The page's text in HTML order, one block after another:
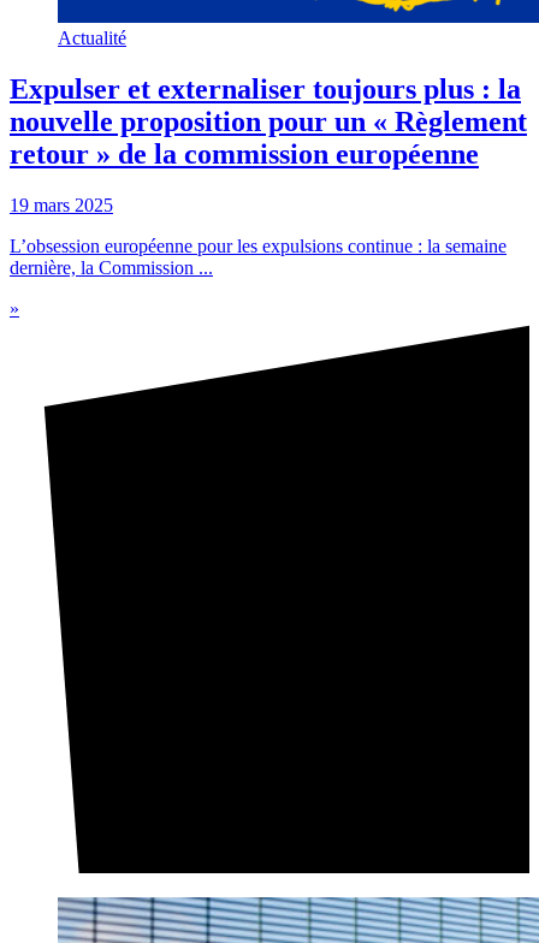
Actualité
Expulser et externaliser toujours plus : la
nouvelle proposition pour un « Règlement
retour » de la commission européenne
19 mars 2025
L’obsession européenne pour les expulsions continue : la semaine
dernière, la Commission ...
»